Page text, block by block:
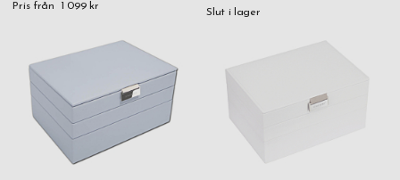
Pris från 1 099 kr
Slut i lager